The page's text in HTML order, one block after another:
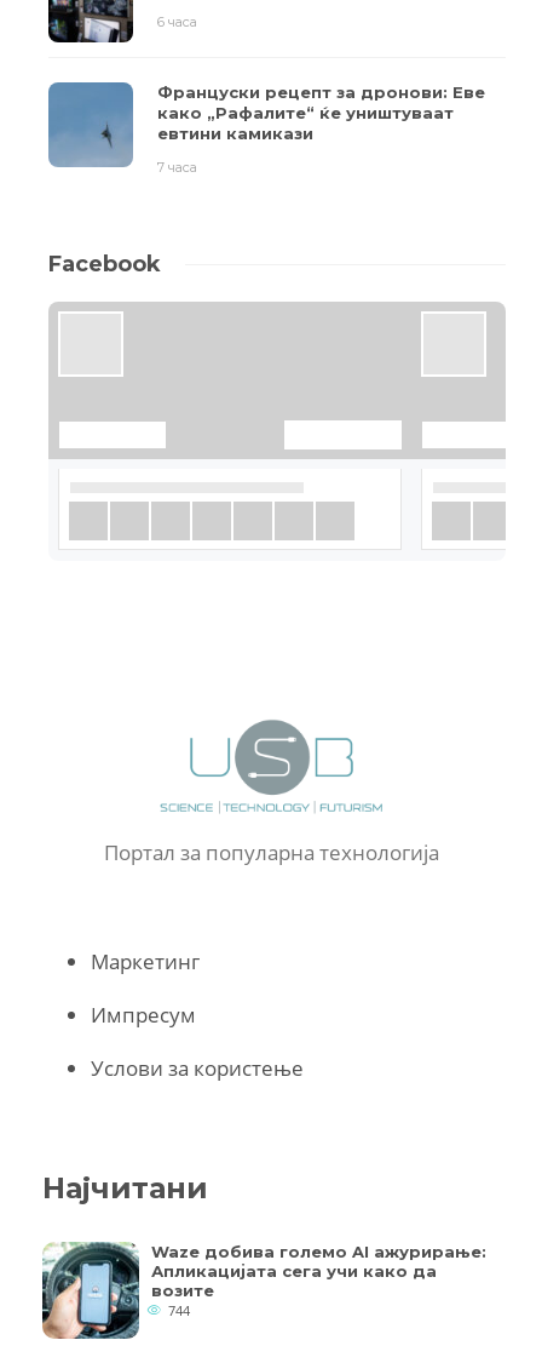
6 часа
Француски рецепт за дронови: Еве
како „Рафалите“ ќе уништуваат
евтини камикази
7 часа
Facebook
Портал за популарна технологија
Маркетинг
Импресум
Услови за користење
Најчитани
Waze добива големо AI ажурирање:
Апликацијата сега учи како да
возите
744